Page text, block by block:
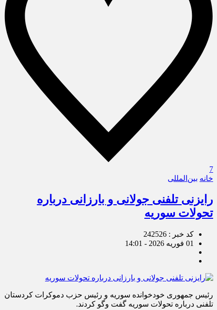
7
خانه بین‌المللی
رایزنی تلفنی جولانی و بارزانی درباره
تحولات سوریه
کد خبر : 242526
01 فوریه 2026 - 14:01
رئیس جمهوری خودخوانده سوریه و رئیس حزب دموکرات کردستان
تلفنی درباره تحولات سوریه گفت وگو کردند.